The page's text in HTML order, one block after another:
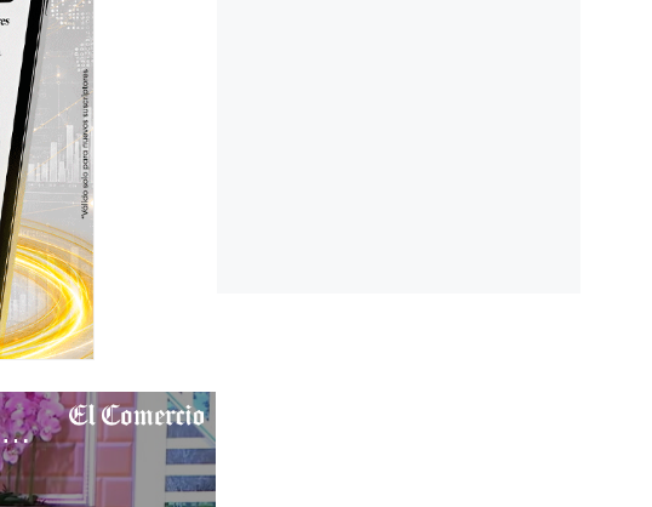
Melissa Klug denunció a Farfán por violencia psicológica contra su hijo mayor